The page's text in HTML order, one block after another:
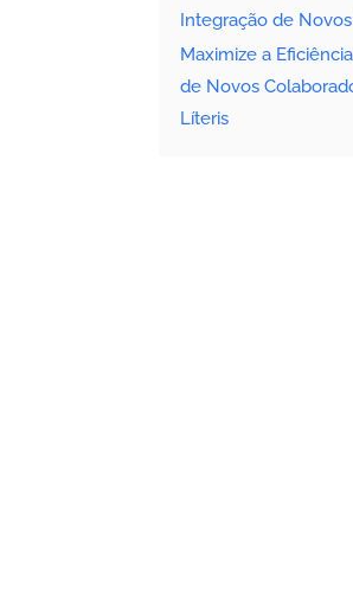
Integração de
Maximize a
de Novos
Líteris